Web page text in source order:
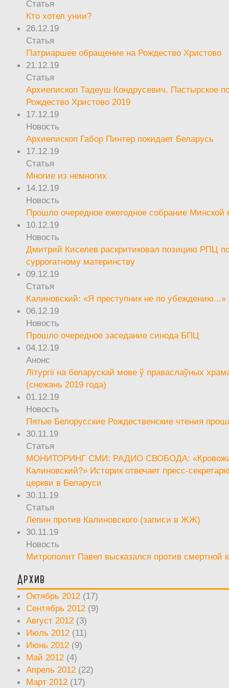
Статья
Кто хотел унии?
26.12.19
Статья
Патриаршее обращение на Рождество Христово
21.12.19
Статья
Архиепископ Тадеуш Кондрусевич. Пастырское
Рождество Христово 2019
17.12.19
Новость
Архиепископ Габор Пинтер покидает Беларусь
17.12.19
Статья
Многие из немногих
14.12.19
Новость
Прошло очередное ежегодное собрание
10.12.19
Новость
Дмитрий Киселев раскритиковал позицию РПЦ
суррогатному материнству
09.12.19
Статья
Калиновский: «Я преступник не по убеждению...»
06.12.19
Новость
Прошло очередное заседание синода БПЦ
04.12.19
Анонс
Літургіі на беларускай мове ў праваслаўных
(снежань 2019 года)
01.12.19
Новость
Пятые Белорусские Рождественские чтения
30.11.19
Статья
МОНИТОРИНГ СМИ: РАДИО СВОБОДА:
Калиновский?» Историк отвечает пресс-
церкви в Беларуси
30.11.19
Статья
Лепин против Калиновского (записи в ЖЖ)
30.11.19
Новость
Митрополит Павел высказался против смертной
Архив
Октябрь 2012 (17)
Сентябрь 2012 (9)
Август 2012 (3)
Июль 2012 (11)
Июнь 2012 (9)
Май 2012 (4)
Апрель 2012 (22)
Март 2012 (17)